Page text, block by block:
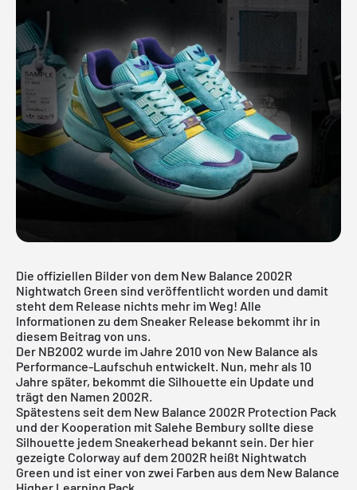
Die offiziellen Bilder von dem New Balance 2002R
Nightwatch Green sind veröffentlicht worden und damit
steht dem Release nichts mehr im Weg! Alle
Informationen zu dem Sneaker Release bekommt ihr in
diesem Beitrag von uns.
Der NB2002 wurde im Jahre 2010 von New Balance als
Performance-Laufschuh entwickelt. Nun, mehr als 10
Jahre später, bekommt die Silhouette ein Update und
trägt den Namen 2002R.
Spätestens seit dem New Balance 2002R Protection Pack
und der Kooperation mit Salehe Bembury sollte diese
Silhouette jedem Sneakerhead bekannt sein. Der hier
gezeigte Colorway auf dem 2002R heißt Nightwatch
Green und ist einer von zwei Farben aus dem New Balance